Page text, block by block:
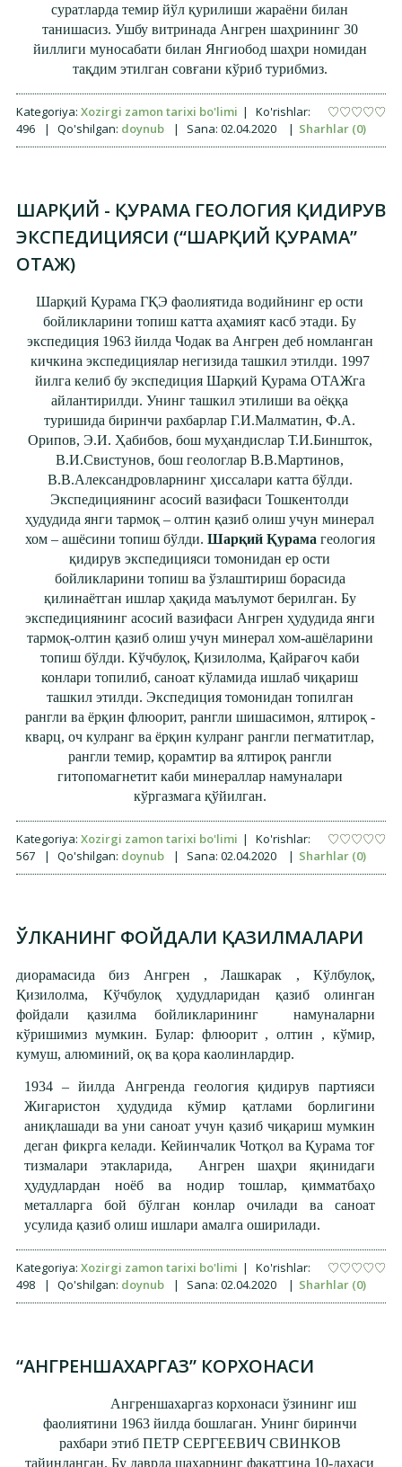
суратларда темир йўл қурилиши жараёни билан
танишасиз. Ушбу витринада Ангрен шаҳрининг 30
йиллиги муносабати билан Янгиобод шаҳри номидан
тақдим этилган совғани кўриб турибмиз.
Kategoriya: Xozirgi zamon tarixi bo'limi |
Ko'rishlar:
496
| Qo'shilgan: doynub | Sana: 02.04.2020 | Sharhlar (0)
ШАРҚИЙ - ҚУРАМА ГЕОЛОГИЯ ҚИДИРУВ
ЭКСПЕДИЦИЯСИ (“ШАРҚИЙ ҚУРАМА”
ОТАЖ)
Шарқий Қурама ГҚЭ фаолиятида водийнинг ер ости
бойликларини топиш катта аҳамият касб этади. Бу
экспедиция 1963 йилда Чодак ва Ангрен деб номланган
кичкина экспедициялар негизида ташкил этилди. 1997
йилга келиб бу экспедиция Шарқий Қурама ОТАЖга
айлантирилди. Унинг ташкил этилиши ва оёққа
туришида биринчи рахбарлар Г.И.Малматин, Ф.А.
Орипов, Э.И. Ҳабибов, бош муҳандислар Т.И.Биншток,
В.И.Свистунов, бош геологлар В.В.Мартинов,
В.В.Александровларнинг ҳиссалари катта бўлди.
Экспедициянинг асосий вазифаси Тошкентолди
ҳудудида янги тармоқ – олтин қазиб олиш учун минерал
хом – ашёсини топиш бўлди. Шарқий Қурама геология
қидирув экспедицияси томонидан ер ости
бойликларини топиш ва ўзлаштириш борасида
қилинаётган ишлар ҳақида маълумот берилган. Бу
экспедициянинг асосий вазифаси Ангрен ҳудудида янги
тармоқ-олтин қазиб олиш учун минерал хом-ашёларини
топиш бўлди. Кўчбулоқ, Қизилолма, Қайрағоч каби
конлари топилиб, саноат кўламида ишлаб чиқариш
ташкил этилди. Экспедиция томонидан топилган
рангли ва ёрқин флюорит, рангли шишасимон, ялтироқ -
кварц, оч кулранг ва ёрқин кулранг рангли пегматитлар,
рангли темир, қорамтир ва ялтироқ рангли
гитопомагнетит каби минераллар намуналари
кўргазмага қўйилган.
Kategoriya: Xozirgi zamon tarixi bo'limi |
Ko'rishlar:
567
| Qo'shilgan: doynub | Sana: 02.04.2020 | Sharhlar (0)
ЎЛКАНИНГ ФОЙДАЛИ ҚАЗИЛМАЛАРИ
диорамасида биз Ангрен , Лашкарак , Кўлбулоқ,
Қизилолма, Кўчбулоқ ҳудудларидан қазиб олинган
фойдали қазилма бойликларининг намуналарни
кўришимиз мумкин. Булар: флюорит , олтин , кўмир,
кумуш, алюминий, оқ ва қора каолинлардир.
1934 – йилда Ангренда геология қидирув партияси
Жигаристон ҳудудида кўмир қатлами борлигини
аниқлашади ва уни саноат учун қазиб чиқариш мумкин
деган фикрга келади. Кейинчалик Чотқол ва Қурама тоғ
тизмалари этакларида, Ангрен шаҳри яқинидаги
ҳудудлардан ноёб ва нодир тошлар, қимматбаҳо
металларга бой бўлган конлар очилади ва саноат
усулида қазиб олиш ишлари амалга оширилади.
Kategoriya: Xozirgi zamon tarixi bo'limi |
Ko'rishlar:
498
| Qo'shilgan: doynub | Sana: 02.04.2020 | Sharhlar (0)
“АНГРЕНШАХАРГАЗ” КОРХОНАСИ
Ангреншахаргаз корхонаси ўзининг иш
фаолиятини 1963 йилда бошлаган. Унинг биринчи
рахбари этиб ПЕТР СЕРГЕЕВИЧ СВИНКОВ
тайинланган. Бу даврда шахарнинг фақатгина 10-дахаси